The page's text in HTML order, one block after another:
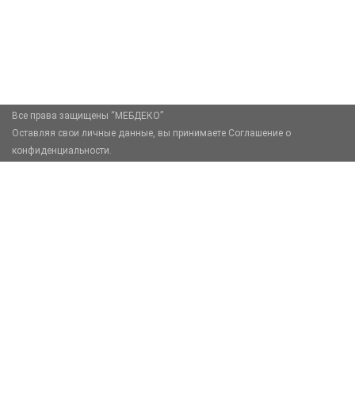
Все права защищены “МЕБДЕКО”
Оставляя свои личные данные, вы принимаете Соглашение о
конфиденциальности.